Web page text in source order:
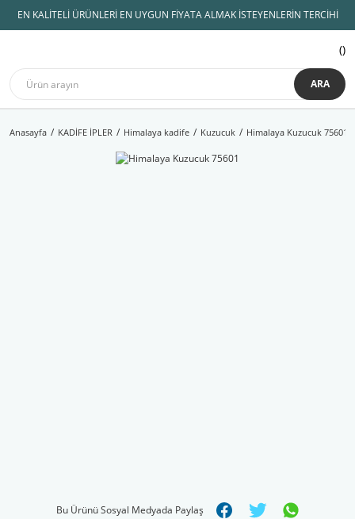
EN KALİTELİ ÜRÜNLERİ EN UYGUN FİYATA ALMAK İSTEYENLERİN TERCİHİ
ARA
Anasayfa KADİFE İPLER Himalaya kadife Kuzucuk Himalaya Kuzucuk 75601
Bu Ürünü Sosyal Medyada Paylaş